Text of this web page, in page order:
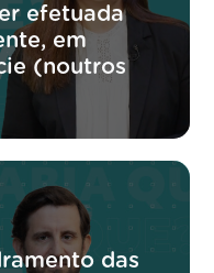
efetuada
em
(noutros
das